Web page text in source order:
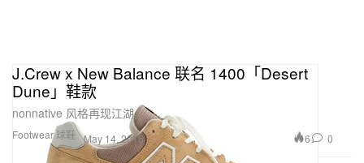
Footwear 球鞋
J.Crew x New Balance 联名 1400「Desert
Dune」鞋款
nonnative 风格再现江湖。
May 14, 2016 6 0